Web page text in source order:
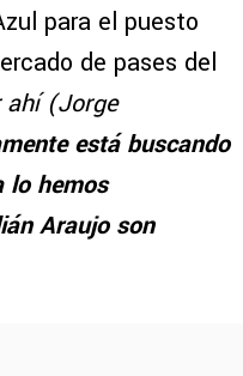
para el puesto
de pases del
ahí (Jorge
está buscando
lo hemos
Araujo son